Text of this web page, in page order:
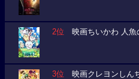
2位 映画ちいかわ 人魚
3位 映画クレヨンしん